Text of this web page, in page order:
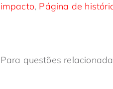
impacto, Página de
Para questões